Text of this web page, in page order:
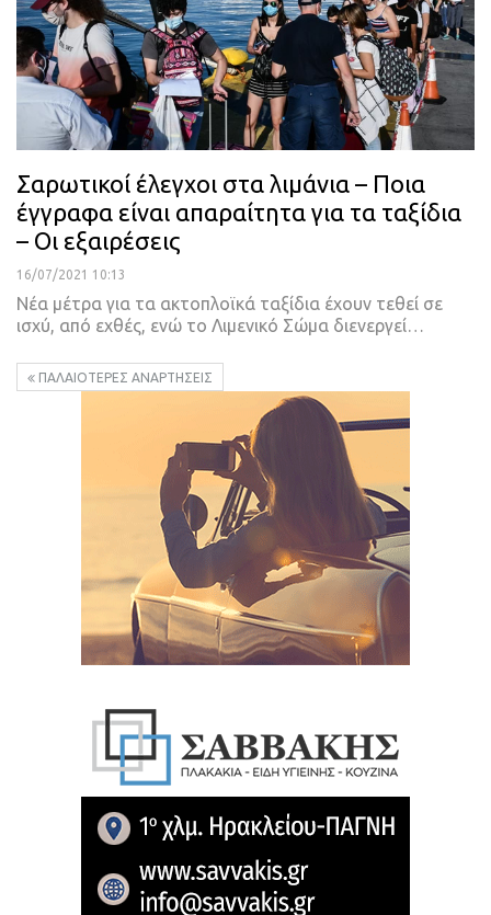
Σαρωτικοί έλεγχοι στα λιμάνια – Ποια
έγγραφα είναι απαραίτητα για τα ταξίδια
– Οι εξαιρέσεις
16/07/2021 10:13
Νέα μέτρα για τα ακτοπλοϊκά ταξίδια έχουν τεθεί σε
ισχύ, από εχθές, ενώ το Λιμενικό Σώμα διενεργεί
ΠΑΛΑΙΌΤΕΡΕΣ ΑΝΑΡΤΉΣΕΙΣ